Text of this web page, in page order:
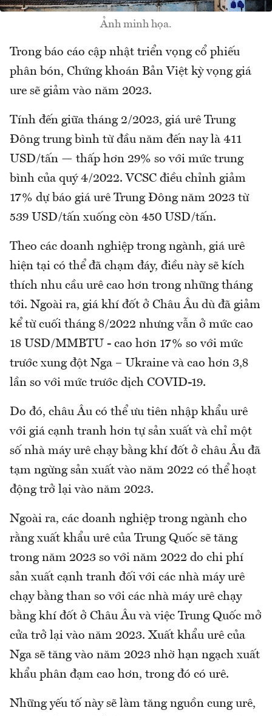
Ảnh minh họa.
Trong báo cáo cập nhật triển vọng cổ phiếu
phân bón, Chứng khoán Bản Việt kỳ vọng giá
ure sẽ giảm vào năm 2023.
Tính đến giữa tháng 2/2023, giá urê Trung
Đông trung bình từ đầu năm đến nay là 411
USD/tấn — thấp hơn 29% so với mức trung
bình của quý 4/2022. VCSC điều chỉnh giảm
17% dự báo giá urê Trung Đông năm 2023 từ
539 USD/tấn xuống còn 450 USD/tấn.
Theo các doanh nghiệp trong ngành, giá urê
hiện tại có thể đã chạm đáy, điều này sẽ kích
thích nhu cầu urê cao hơn trong những tháng
tới. Ngoài ra, giá khí đốt ở Châu Âu dù đã giảm
kể từ cuối tháng 8/2022 nhưng vẫn ở mức cao
18 USD/MMBTU - cao hơn 17% so với mức
trước xung đột Nga – Ukraine và cao hơn 3,8
lần so với mức trước dịch COVID-19.
Do đó, châu Âu có thể ưu tiên nhập khẩu urê
với giá cạnh tranh hơn tự sản xuất và chỉ một
số nhà máy urê chạy bằng khí đốt ở châu Âu đã
tạm ngừng sản xuất vào năm 2022 có thể hoạt
động trở lại vào năm 2023.
Ngoài ra, các doanh nghiệp trong ngành cho
rằng xuất khẩu urê của Trung Quốc sẽ tăng
trong năm 2023 so với năm 2022 do chi phí
sản xuất cạnh tranh đối với các nhà máy urê
chạy bằng than so với các nhà máy urê chạy
bằng khí đốt ở Châu Âu và việc Trung Quốc mở
cửa trở lại vào năm 2023. Xuất khẩu urê của
Nga sẽ tăng vào năm 2023 nhờ hạn ngạch xuất
khẩu phân đạm cao hơn, trong đó có urê.
Những yếu tố này sẽ làm tăng nguồn cung urê,